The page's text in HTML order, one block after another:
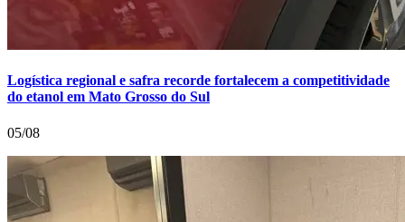
Logística regional e safra recorde fortalecem a competitividade
do etanol em Mato Grosso do Sul
05/08